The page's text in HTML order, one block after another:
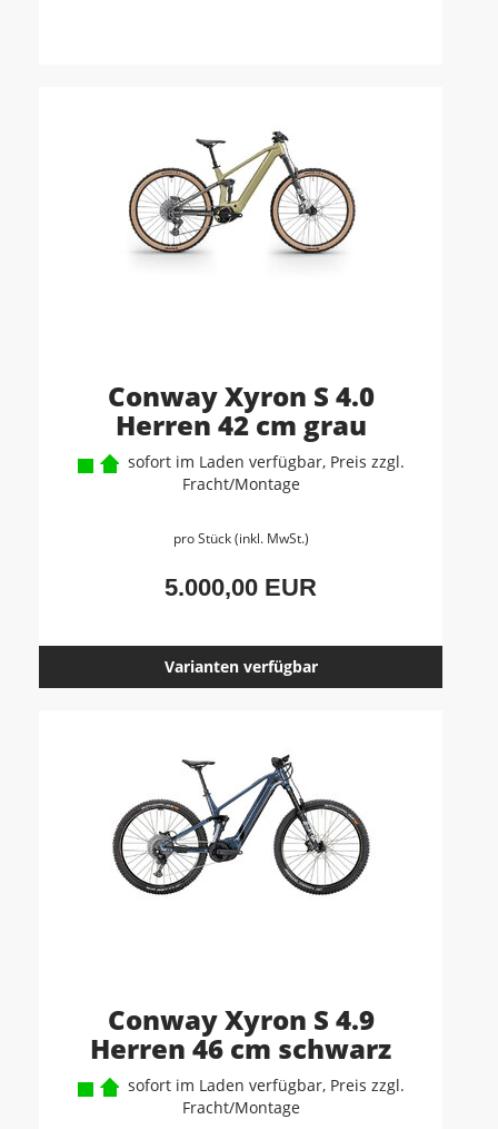
Conway Xyron S 4.0
Herren 42 cm grau
sofort im Laden verfügbar, Preis zzgl.
Fracht/Montage
pro Stück (inkl. MwSt.)
5.000,00 EUR
Varianten verfügbar
Conway Xyron S 4.9
Herren 46 cm schwarz
sofort im Laden verfügbar, Preis zzgl.
Fracht/Montage